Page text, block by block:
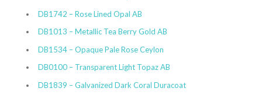
DB1742 – Rose Lined Opal AB
DB1013 – Metallic Tea Berry Gold AB
DB1534 – Opaque Pale Rose Ceylon
DB0100 – Transparent Light Topaz AB
DB1839 – Galvanized Dark Coral Duracoat